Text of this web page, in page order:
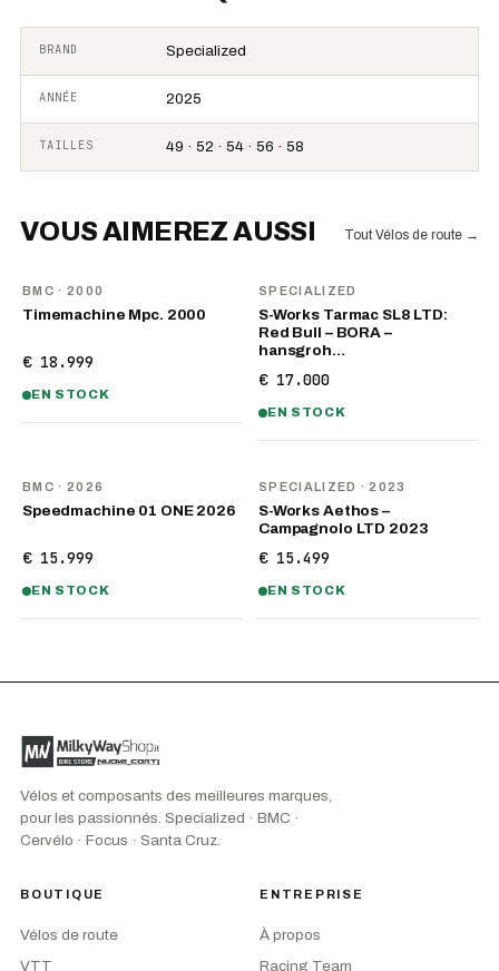
BRAND Specialized
ANNÉE 2025
TAILLES 49 · 52 · 54 · 56 · 58
VOUS AIMEREZ AUSSI Tout Vélos de route →
BMC · 2000
Timemachine Mpc. 2000
€ 18.999
EN STOCK
SPECIALIZED
S-Works Tarmac SL8 LTD:
Red Bull – BORA –
hansgroh…
€ 17.000
EN STOCK
BMC · 2026
Speedmachine 01 ONE 2026
€ 15.999
EN STOCK
SPECIALIZED · 2023
S-Works Aethos –
Campagnolo LTD 2023
€ 15.499
EN STOCK
Vélos et composants des meilleures marques,
pour les passionnés. Specialized · BMC ·
Cervélo · Focus · Santa Cruz.
BOUTIQUE
Vélos de route
VTT
ENTREPRISE
À propos
Racing Team